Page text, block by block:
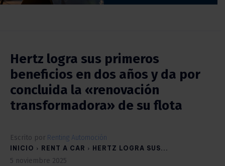
Hertz logra sus primeros
beneficios en dos años y da por
concluida la «renovación
transformadora» de su flota
Escrito por Renting Automoción
INICIO RENT A CAR HERTZ LOGRA SUS...
5 noviembre 2025